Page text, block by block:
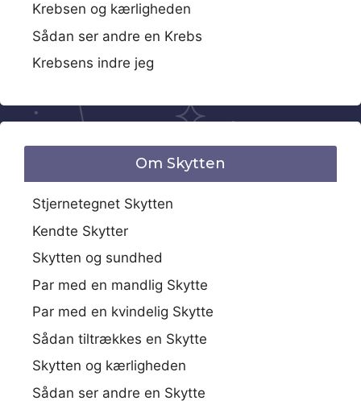
Krebsen og kærligheden
Sådan ser andre en Krebs
Krebsens indre jeg
Om Skytten
Stjernetegnet Skytten
Kendte Skytter
Skytten og sundhed
Par med en mandlig Skytte
Par med en kvindelig Skytte
Sådan tiltrækkes en Skytte
Skytten og kærligheden
Sådan ser andre en Skytte